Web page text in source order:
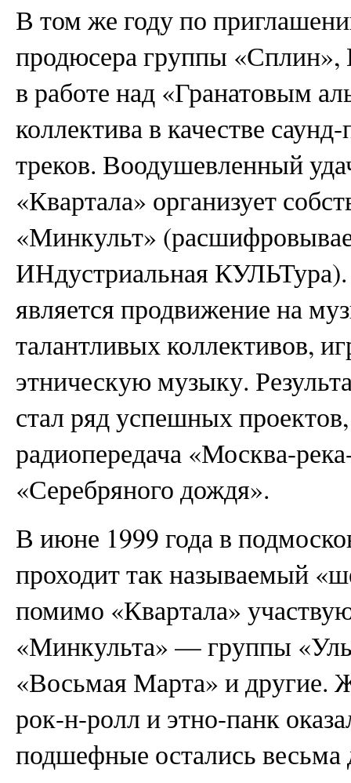
В том же году по
продюсера группы «Сплин»,
в работе над «Гранатовым
коллектива в качестве
треков. Воодушевленный
«Квартала» организует
«Минкульт»
ИНдустриальная КУЛЬТура).
является продвижение на
талантливых коллективов,
этническую музыку.
стал ряд успешных
радиопередача «Москва-
«Серебряного дождя».
В июне 1999 года в
проходит так называемый
помимо «Квартала»
«Минкульта» — группы
«Восьмая Марта» и другие.
рок-н-ролл и этно-панк
подшефные остались